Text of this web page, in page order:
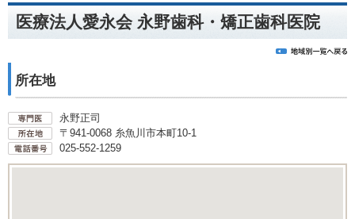
医療法人愛永会 永野歯科・矯正歯科医院
所在地
永野正司
〒941-0068 糸魚川市本町10-1
025-552-1259